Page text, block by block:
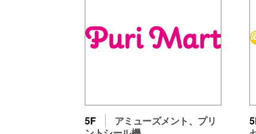
5F
アミューズメント、プリ